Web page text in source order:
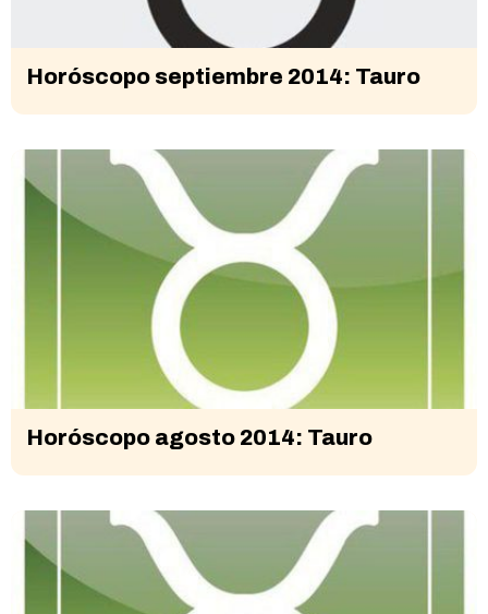
Horóscopo septiembre 2014: Tauro
Horóscopo agosto 2014: Tauro